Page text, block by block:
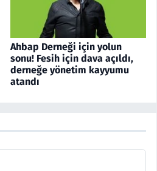
Ahbap Derneği için yolun
sonu! Fesih için dava açıldı,
derneğe yönetim kayyumu
atandı